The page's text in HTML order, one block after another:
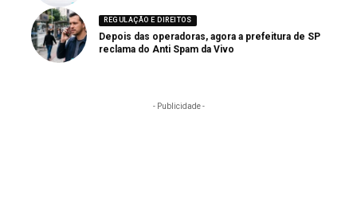
REGULAÇÃO E DIREITOS
Depois das operadoras, agora a prefeitura de SP
reclama do Anti Spam da Vivo
- Publicidade -